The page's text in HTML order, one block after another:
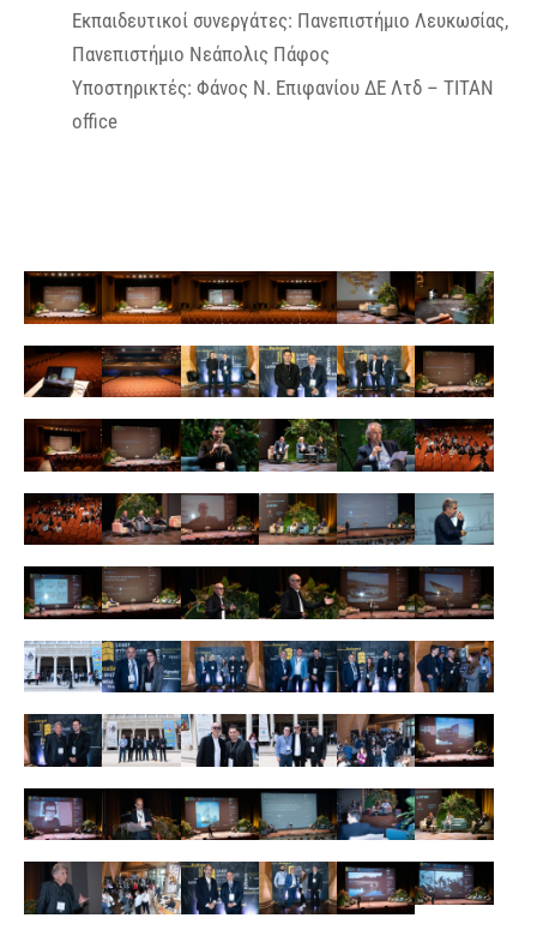
Εκπαιδευτικοί συνεργάτες: Πανεπιστήμιο Λευκωσίας,
Πανεπιστήμιο Νεάπολις Πάφος
Υποστηρικτές: Φάνος Ν. Επιφανίου ΔΕ Λτδ – TITAN
office